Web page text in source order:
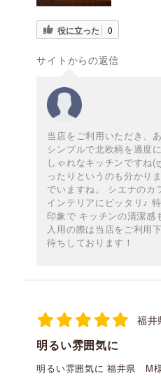
役に立った 0
サイトからの返信
当店をご利用いただき、
シンプルで北欧柄を適度
しゃれなキッチンですね
ったりというのも分かり
でいますね。 シエナのカ
インテリアにピッタリ♪
印象で キッチンの清潔感
入用の際は当店をご利用
待ちしております！
福
明るい雰囲気に
明るい雰囲気に 福井県 M